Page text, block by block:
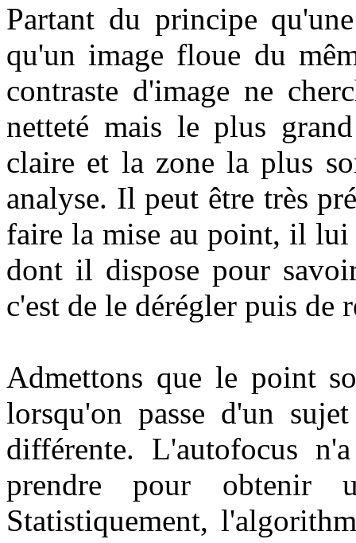
Partant du principe
qu'un image floue du
contraste d'image ne
netteté mais le plus
claire et la zone la plus
analyse. Il peut être très
faire la mise au point, il
dont il dispose pour
c'est de le dérégler puis de
Admettons que le point
lorsqu'on passe d'un
différente. L'autofocus
prendre pour obtenir
Statistiquement,